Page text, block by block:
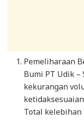
Pemeliharaan
Bumi PT Udik –
kekurangan
Total kelebihan